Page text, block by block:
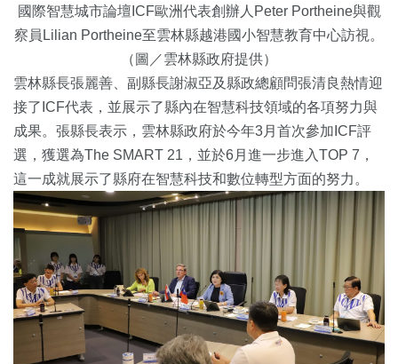
國際智慧城市論壇ICF歐洲代表創辦人Peter Portheine與觀
察員Lilian Portheine至雲林縣越港國小智慧教育中心訪視。
（圖／雲林縣政府提供）
雲林縣長張麗善、副縣長謝淑亞及縣政總顧問張清良熱情迎
接了ICF代表，並展示了縣內在智慧科技領域的各項努力與
成果。張縣長表示，雲林縣政府於今年3月首次參加ICF評
選，獲選為The SMART 21，並於6月進一步進入TOP 7，
這一成就展示了縣府在智慧科技和數位轉型方面的努力。